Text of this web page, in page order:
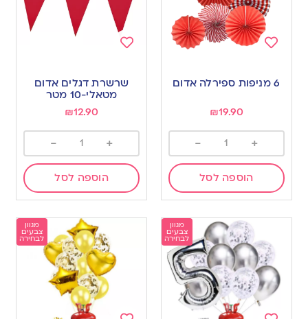
to
wishlist
6 מניפות ספירלה אדום
₪19.90
+
-
הוספה לסל
wishlist
שרשרת דגלים אדום
מטאלי-10 מטר
₪12.90
+
-
הוספה לסל
מגוון
צבעים
לבחירה
מגוון
צבעים
לבחירה